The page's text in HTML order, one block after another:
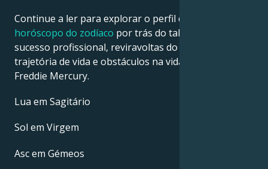
Continue a ler para explorar o perfil detalhado do
horóscopo do zodíaco por trás do talento, carisma,
sucesso profissional, reviravoltas do destino,
trajetória de vida e obstáculos na vida amorosa de
Freddie Mercury.
Lua em Sagitário
Sol em Virgem
Asc em Gémeos